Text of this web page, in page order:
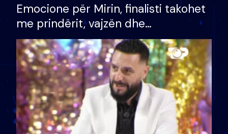
Emocione për Mirin, finalisti takohet
me prindërit, vajzën dhe
bashkëshorten: S’kemi ndonjë letër
divorci apo jo?